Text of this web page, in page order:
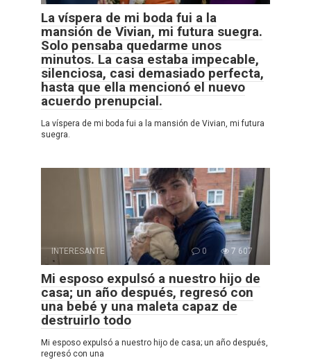
La víspera de mi boda fui a la
mansión de Vivian, mi futura suegra.
Solo pensaba quedarme unos
minutos. La casa estaba impecable,
silenciosa, casi demasiado perfecta,
hasta que ella mencionó el nuevo
acuerdo prenupcial.
La víspera de mi boda fui a la mansión de Vivian, mi futura
suegra.
INTERESANTE 0 7 607
Mi esposo expulsó a nuestro hijo de
casa; un año después, regresó con
una bebé y una maleta capaz de
destruirlo todo
Mi esposo expulsó a nuestro hijo de casa; un año después,
regresó con una